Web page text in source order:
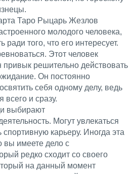
Таро Рыцарь Жезлов
молодого человека,
ради того, что его интересует.
Этот человек
привык решительно действовать
Он постоянно
себя одному делу, ведь
всего и сразу.
выбирают
Могут увлекаться
карьеру. Иногда эта
вы имеете дело с
редко сходит со своего
на данный момент